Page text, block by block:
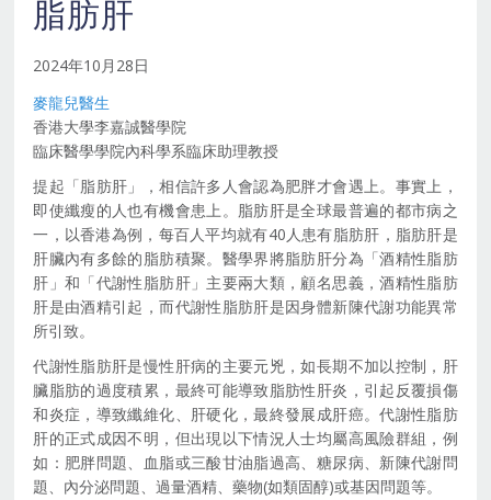
脂肪肝
2024年10月28日
麥龍兒醫生
香港大學李嘉誠醫學院
臨床醫學學院內科學系臨床助理教授
提起「脂肪肝」，相信許多人會認為肥胖才會遇上。事實上，
即使纖瘦的人也有機會患上。脂肪肝是全球最普遍的都市病之
一，以香港為例，每百人平均就有40人患有脂肪肝，脂肪肝是
肝臟內有多餘的脂肪積聚。醫學界將脂肪肝分為「酒精性脂肪
肝」和「代謝性脂肪肝」主要兩大類，顧名思義，酒精性脂肪
肝是由酒精引起，而代謝性脂肪肝是因身體新陳代謝功能異常
所引致。
代謝性脂肪肝是慢性肝病的主要元兇，如長期不加以控制，肝
臟脂肪的過度積累，最終可能導致脂肪性肝炎，引起反覆損傷
和炎症，導致纖維化、肝硬化，最終發展成肝癌。代謝性脂肪
肝的正式成因不明，但出現以下情況人士均屬高風險群組，例
如：肥胖問題、血脂或三酸甘油脂過高、糖尿病、新陳代謝問
題、內分泌問題、過量酒精、藥物(如類固醇)或基因問題等。